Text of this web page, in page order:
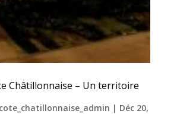
Châtillonnaise – Un territoire
| Déc 20,